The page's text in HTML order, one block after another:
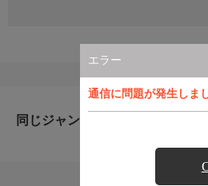
エラー
通信に問題が発生しま
同じジャンルのおすすめ番組